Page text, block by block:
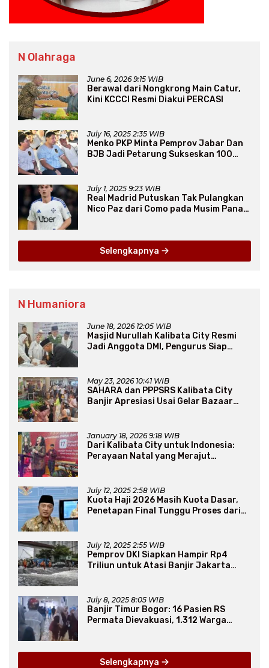
N Olahraga
June 6, 2026 9:15 WIB
Berawal dari Nongkrong Main Catur,
Kini KCCCI Resmi Diakui PERCASI
July 16, 2025 2:35 WIB
Menko PKP Minta Pemprov Jabar Dan
BJB Jadi Petarung Sukseskan 100
July 1, 2025 9:23 WIB
Real Madrid Putuskan Tak Pulangkan
Nico Paz dari Como pada Musim Panas
Selengkapnya
N Humaniora
June 18, 2026 12:05 WIB
Masjid Nurullah Kalibata City Resmi
Jadi Anggota DMI, Pengurus Siap
May 23, 2026 10:41 WIB
SAHARA dan PPPSRS Kalibata City
Banjir Apresiasi Usai Gelar Bazaar
January 18, 2026 9:18 WIB
Dari Kalibata City untuk Indonesia:
Perayaan Natal yang Merajut
July 12, 2025 2:58 WIB
Kuota Haji 2026 Masih Kuota Dasar,
Penetapan Final Tunggu Proses dari
July 12, 2025 2:55 WIB
Pemprov DKI Siapkan Hampir Rp4
Triliun untuk Atasi Banjir Jakarta
July 8, 2025 8:05 WIB
Banjir Timur Bogor: 16 Pasien RS
Permata Dievakuasi, 1.312 Warga
Selengkapnya